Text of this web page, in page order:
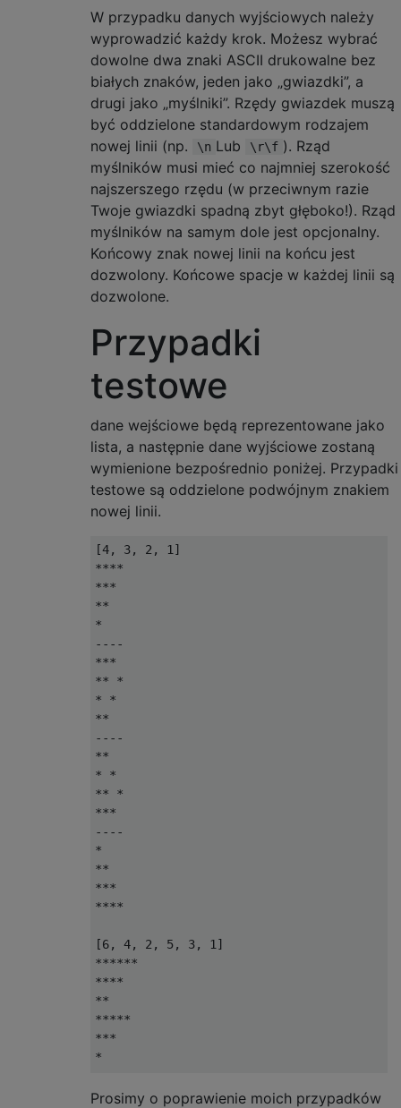
W przypadku danych wyjściowych należy
wyprowadzić każdy krok. Możesz wybrać
dowolne dwa znaki ASCII drukowalne bez
białych znaków, jeden jako „gwiazdki”, a
drugi jako „myślniki”. Rzędy gwiazdek muszą
być oddzielone standardowym rodzajem
nowej linii (np.
\n Lub \r\f ). Rząd
myślników musi mieć co najmniej szerokość
najszerszego rzędu (w przeciwnym razie
Twoje gwiazdki spadną zbyt głęboko!). Rząd
myślników na samym dole jest opcjonalny.
Końcowy znak nowej linii na końcu jest
dozwolony. Końcowe spacje w każdej linii są
dozwolone.
Przypadki
testowe
dane wejściowe będą reprezentowane jako
lista, a następnie dane wyjściowe zostaną
wymienione bezpośrednio poniżej. Przypadki
testowe są oddzielone podwójnym znakiem
nowej linii.
[4, 3, 2, 1]
****
***
**
*
----
***
** *
* *
**
----
**
* *
** *
***
----
*
**
***
****
[6, 4, 2, 5, 3, 1]
******
****
**
*****
***
*
****
Prosimy o poprawienie moich przypadków